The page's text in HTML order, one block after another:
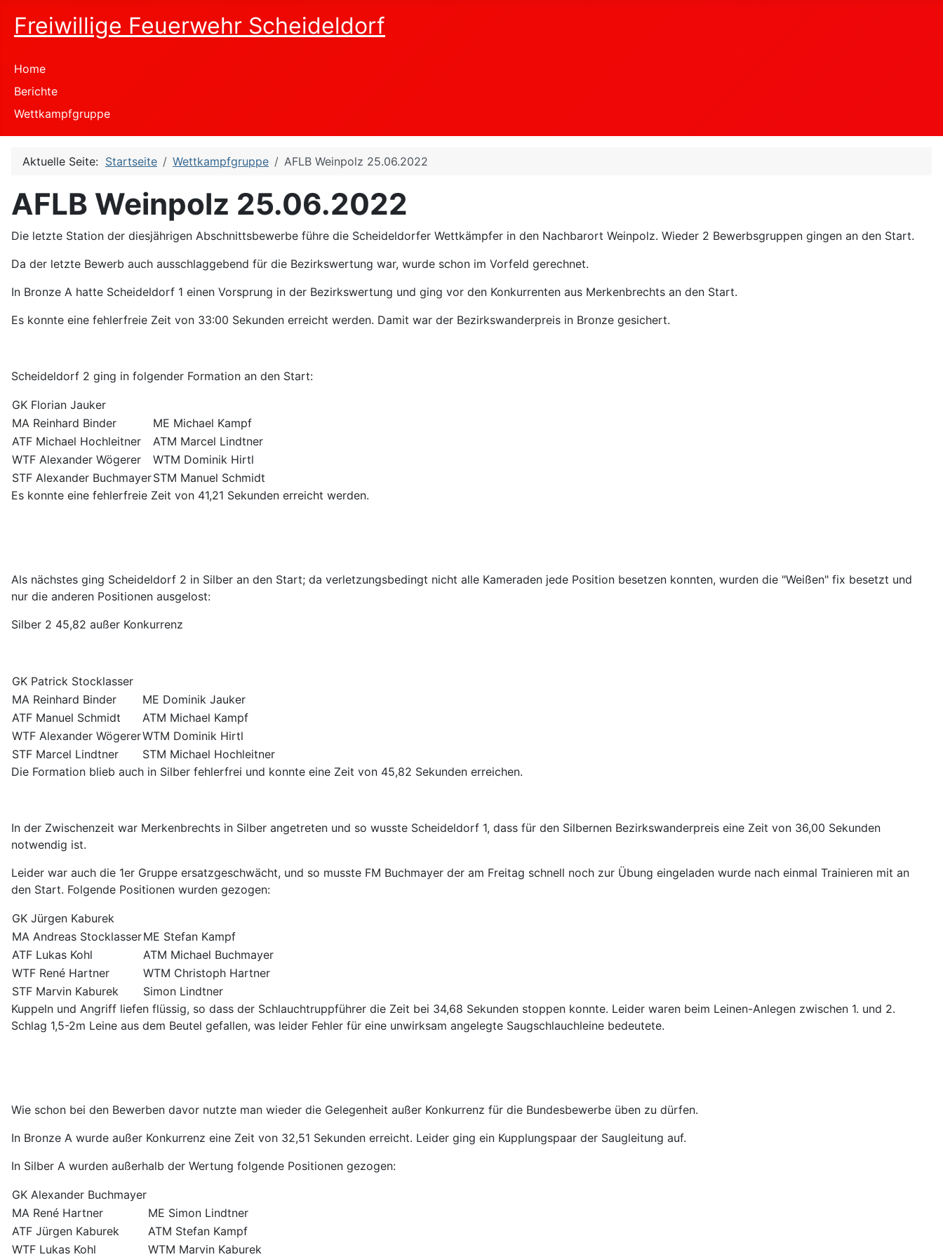
Freiwillige Feuerwehr Scheideldorf
Home
Berichte
Wettkampfgruppe
Aktuelle Seite: Startseite Wettkampfgruppe AFLB Weinpolz 25.06.2022
AFLB Weinpolz 25.06.2022
Die letzte Station der diesjährigen Abschnittsbewerbe führe die Scheideldorfer Wettkämpfer in den Nachbarort Weinpolz. Wieder 2 Bewerbsgruppen gingen an den Start.
Da der letzte Bewerb auch ausschlaggebend für die Bezirkswertung war, wurde schon im Vorfeld gerechnet.
In Bronze A hatte Scheideldorf 1 einen Vorsprung in der Bezirkswertung und ging vor den Konkurrenten aus Merkenbrechts an den Start.
Es konnte eine fehlerfreie Zeit von 33:00 Sekunden erreicht werden. Damit war der Bezirkswanderpreis in Bronze gesichert.
Scheideldorf 2 ging in folgender Formation an den Start:
GK Florian Jauker
MA Reinhard Binder
ME Michael Kampf
ATF Michael Hochleitner
ATM Marcel Lindtner
WTF Alexander Wögerer
WTM Dominik Hirtl
STF Alexander BuchmayerSTM Manuel Schmidt
Es konnte eine fehlerfreie Zeit von 41,21 Sekunden erreicht werden.
Als nächstes ging Scheideldorf 2 in Silber an den Start; da verletzungsbedingt nicht alle Kameraden jede Position besetzen konnten, wurden die "Weißen" fix besetzt und
nur die anderen Positionen ausgelost:
Silber 2 45,82 außer Konkurrenz
GK Patrick Stocklasser
MA Reinhard Binder
ME Dominik Jauker
ATF Manuel Schmidt
ATM Michael Kampf
WTF Alexander WögererWTM Dominik Hirtl
STF Marcel Lindtner
STM Michael Hochleitner
Die Formation blieb auch in Silber fehlerfrei und konnte eine Zeit von 45,82 Sekunden erreichen.
In der Zwischenzeit war Merkenbrechts in Silber angetreten und so wusste Scheideldorf 1, dass für den Silbernen Bezirkswanderpreis eine Zeit von 36,00 Sekunden
notwendig ist.
Leider war auch die 1er Gruppe ersatzgeschwächt, und so musste FM Buchmayer der am Freitag schnell noch zur Übung eingeladen wurde nach einmal Trainieren mit an
den Start. Folgende Positionen wurden gezogen:
GK Jürgen Kaburek
MA Andreas StocklasserME Stefan Kampf
ATF Lukas Kohl
ATM Michael Buchmayer
WTF René Hartner
WTM Christoph Hartner
STF Marvin Kaburek
Simon Lindtner
Kuppeln und Angriff liefen flüssig, so dass der Schlauchtruppführer die Zeit bei 34,68 Sekunden stoppen konnte. Leider waren beim Leinen-Anlegen zwischen 1. und 2.
Schlag 1,5-2m Leine aus dem Beutel gefallen, was leider Fehler für eine unwirksam angelegte Saugschlauchleine bedeutete.
Wie schon bei den Bewerben davor nutzte man wieder die Gelegenheit außer Konkurrenz für die Bundesbewerbe üben zu dürfen.
In Bronze A wurde außer Konkurrenz eine Zeit von 32,51 Sekunden erreicht. Leider ging ein Kupplungspaar der Saugleitung auf.
In Silber A wurden außerhalb der Wertung folgende Positionen gezogen:
GK Alexander Buchmayer
MA René Hartner
ME Simon Lindtner
ATF Jürgen Kaburek
ATM Stefan Kampf
WTF Lukas Kohl
WTM Marvin Kaburek